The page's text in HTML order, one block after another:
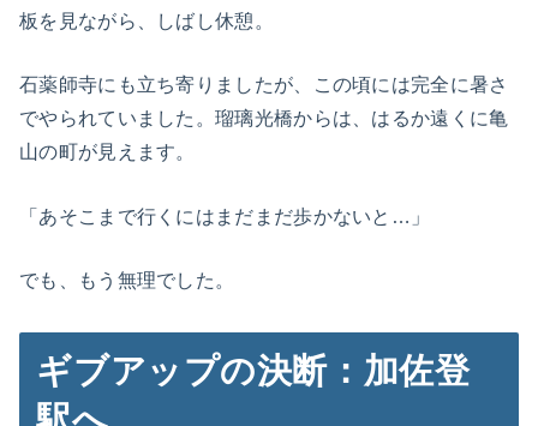
板を見ながら、しばし休憩。
石薬師寺にも立ち寄りましたが、この頃には完全に暑さ
でやられていました。瑠璃光橋からは、はるか遠くに亀
山の町が見えます。
「あそこまで行くにはまだまだ歩かないと…」
でも、もう無理でした。
ギブアップの決断：加佐登